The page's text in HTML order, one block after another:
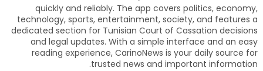
quickly and reliably. The app covers politics, economy,
technology, sports, entertainment, society, and features a
dedicated section for Tunisian Court of Cassation decisions
and legal updates. With a simple interface and an easy
reading experience, CarinoNews is your daily source for
trusted news and important information.